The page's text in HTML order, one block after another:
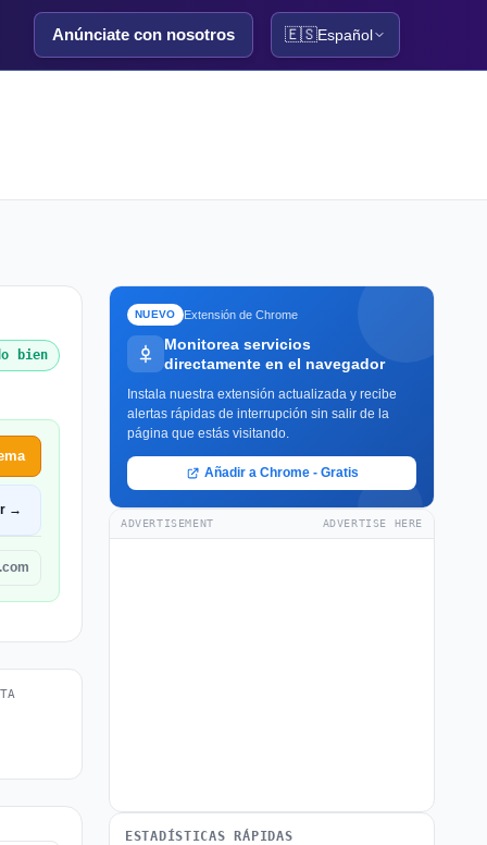
Anúnciate con nosotros 🇪🇸Español
bien
→
NUEVO Extensión de Chrome
Monitorea servicios
directamente en el navegador
Instala nuestra extensión actualizada y recibe
alertas rápidas de interrupción sin salir de la
página que estás visitando.
Añadir a Chrome - Gratis
ADVERTISEMENT ADVERTISE HERE
ESTADÍSTICAS RÁPIDAS